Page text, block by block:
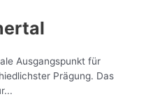
Ausgangspunkt für
Prägung. Das